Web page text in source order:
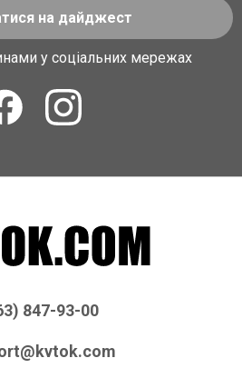
на дайджест
у соціальних мережах
847-93-00